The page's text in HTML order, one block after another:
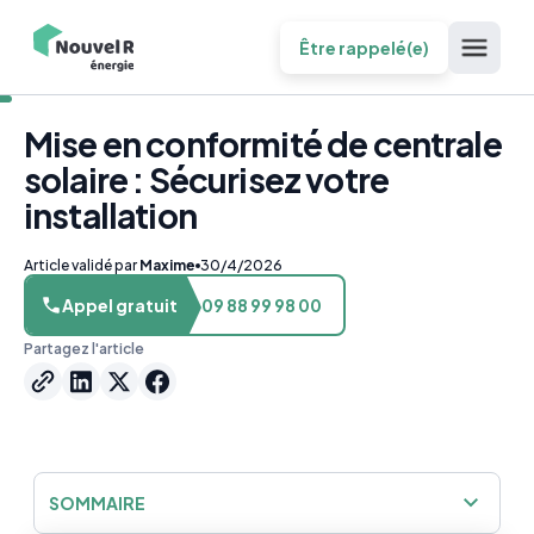
Être rappelé(e)
Mise en conformité de centrale
solaire : Sécurisez votre
installation
Article validé par Maxime 30/4/2026
Appel gratuit 09 88 99 98 00
Partagez l'article
SOMMAIRE